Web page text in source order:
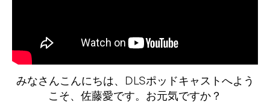
みなさんこんにちは、DLSポッドキャストへよう
こそ、佐藤愛です。お元気ですか？